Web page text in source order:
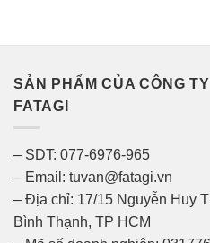
SẢN PHẨM CỦA CÔNG
FATAGI
– SDT: 077-6976-965
– Email: tuvan@fatagi.vn
– Địa chỉ: 17/15 Nguyễn Huy
Bình Thạnh, TP HCM